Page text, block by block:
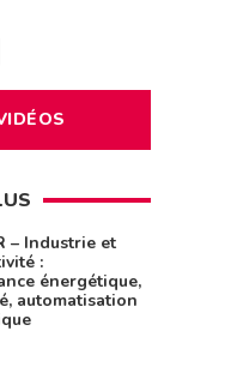
– Industrie et
:
énergétique,
automatisation